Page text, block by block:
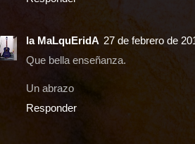
la MaLquEridA 27 de febrero de
Que bella enseñanza.
Un abrazo
Responder